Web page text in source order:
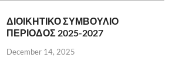
ΔΙΟΙΚΗΤΙΚΟ ΣΥΜΒΟΥΛΙΟ
ΠΕΡΙΟΔΟΣ 2025-2027
December 14, 2025